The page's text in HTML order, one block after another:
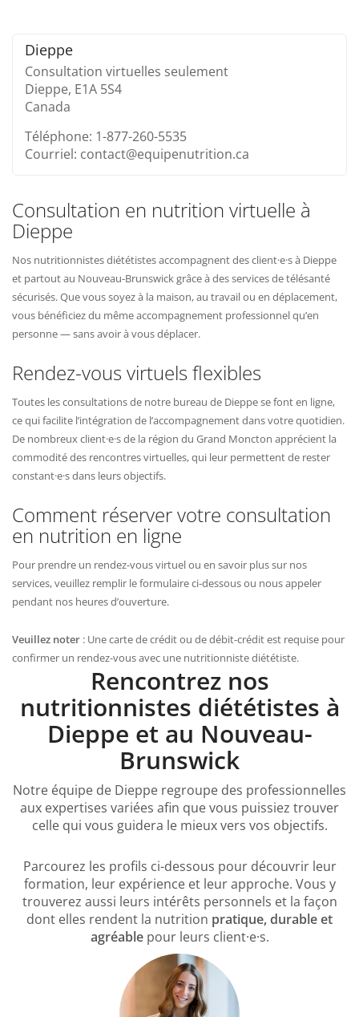
Dieppe
Consultation virtuelles seulement
Dieppe, E1A 5S4
Canada
Téléphone: 1-877-260-5535
Courriel: contact@equipenutrition.ca
Consultation en nutrition virtuelle à
Dieppe
Nos nutritionnistes diététistes accompagnent des client·e·s à Dieppe
et partout au Nouveau-Brunswick grâce à des services de télésanté
sécurisés. Que vous soyez à la maison, au travail ou en déplacement,
vous bénéficiez du même accompagnement professionnel qu’en
personne — sans avoir à vous déplacer.
Rendez-vous virtuels flexibles
Toutes les consultations de notre bureau de Dieppe se font en ligne,
ce qui facilite l’intégration de l’accompagnement dans votre quotidien.
De nombreux client·e·s de la région du Grand Moncton apprécient la
commodité des rencontres virtuelles, qui leur permettent de rester
constant·e·s dans leurs objectifs.
Comment réserver votre consultation
en nutrition en ligne
Pour prendre un rendez-vous virtuel ou en savoir plus sur nos
services, veuillez remplir le formulaire ci-dessous ou nous appeler
pendant nos heures d’ouverture.
Veuillez noter : Une carte de crédit ou de débit-crédit est requise pour
confirmer un rendez-vous avec une nutritionniste diététiste.
Rencontrez nos
nutritionnistes diététistes à
Dieppe et au Nouveau-
Brunswick
Notre équipe de Dieppe regroupe des professionnelles
aux expertises variées afin que vous puissiez trouver
celle qui vous guidera le mieux vers vos objectifs.
Parcourez les profils ci-dessous pour découvrir leur
formation, leur expérience et leur approche. Vous y
trouverez aussi leurs intérêts personnels et la façon
dont elles rendent la nutrition pratique, durable et
agréablepour leurs client·e·s.